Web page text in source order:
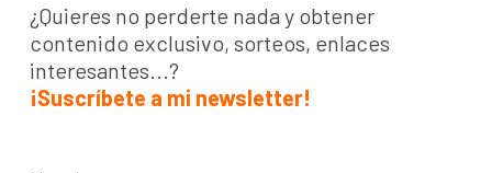
¿Quieres no perderte nada y obtener
contenido exclusivo, sorteos, enlaces
interesantes...?
¡Suscríbete a mi newsletter!